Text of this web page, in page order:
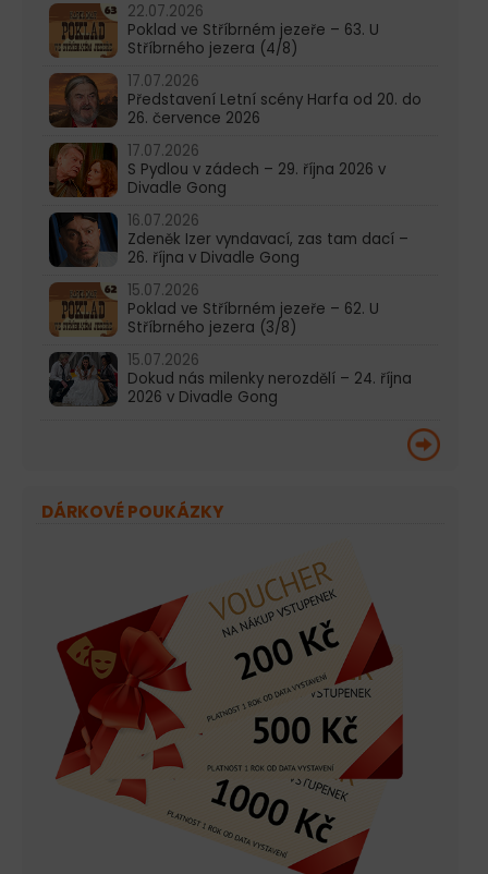
22.07.2026
Poklad ve Stříbrném jezeře – 63. U
Stříbrného jezera (4/8)
17.07.2026
Představení Letní scény Harfa od 20. do
26. července 2026
17.07.2026
S Pydlou v zádech – 29. října 2026 v
Divadle Gong
16.07.2026
Zdeněk Izer vyndavací, zas tam dací –
26. října v Divadle Gong
15.07.2026
Poklad ve Stříbrném jezeře – 62. U
Stříbrného jezera (3/8)
15.07.2026
Dokud nás milenky nerozdělí – 24. října
2026 v Divadle Gong
DÁRKOVÉ POUKÁZKY